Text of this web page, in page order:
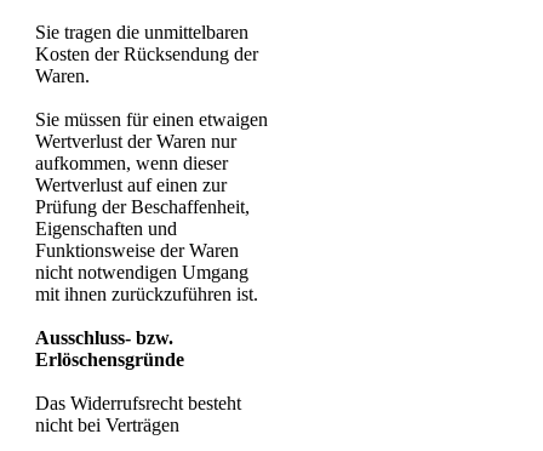
Sie tragen die unmittelbaren
Kosten der Rücksendung der
Waren.
Sie müssen für einen etwaigen
Wertverlust der Waren nur
aufkommen, wenn dieser
Wertverlust auf einen zur
Prüfung der Beschaffenheit,
Eigenschaften und
Funktionsweise der Waren
nicht notwendigen Umgang
mit ihnen zurückzuführen ist.
Ausschluss- bzw.
Erlöschensgründe
Das Widerrufsrecht besteht
nicht bei Verträgen